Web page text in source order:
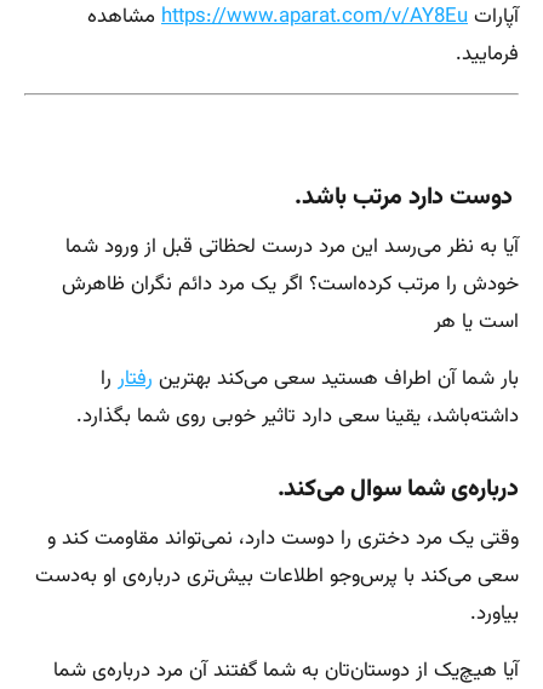
آپاراتhttps://www.aparat.com/v/AY8Euمشاهده
فرمایید.
دوست دارد مرتب باشد.
آیا به نظر می‌رسد این مرد درست لحظاتی قبل از ورود شما
خودش را مرتب کرده‌است؟ اگر یک مرد دائم نگران ظاهرش
است یا هر
بار شما آن اطراف هستید سعی می‌کند بهترین رفتار را
داشته‌باشد، یقینا سعی دارد تاثیر خوبی روی شما بگذارد.
درباره‌ی شما سوال می‌کند.
وقتی یک مرد دختری را دوست دارد، نمی‌تواند مقاومت کند و
سعی می‌کند با پرس‌وجو اطلاعات بیش‌تری درباره‌ی او به‌دست
بیاورد.
آیا هیچ‌یک از دوستان‌تان به شما گفتند آن مرد درباره‌ی شما